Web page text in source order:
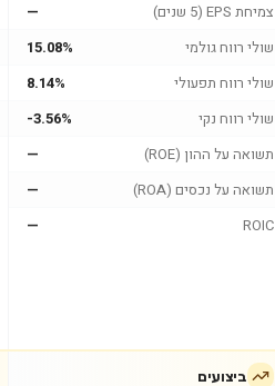
צמיחת EPS (5 שנים)
—
שולי רווח גולמי
15.08%
שולי רווח תפעולי
8.14%
שולי רווח נקי
-3.56%
תשואה על ההון (ROE)
—
תשואה על נכסים (ROA)
—
ROIC
—
ביצועים